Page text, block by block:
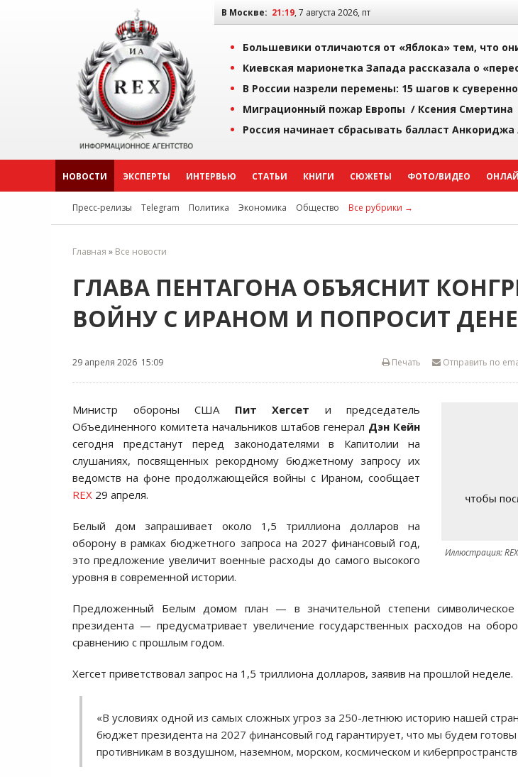
В Москве: 21:19, 7 августа 2026, пт
Большевики отличаются от «Яблока» тем, что
Киевская марионетка Запада рассказала о
В России назрели перемены: 15 шагов к
Миграционный пожар Европы / Ксения Смертина
Россия начинает сбрасывать балласт Анкориджа
НОВОСТИ ЭКСПЕРТЫ ИНТЕРВЬЮ СТАТЬИ КНИГИ СЮЖЕТЫ ФОТО/ВИДЕО
Пресс-релизы Telegram Политика Экономика Общество Все рубрики →
Главная » Все новости
ГЛАВА ПЕНТАГОНА ОБЪЯСНИТ
ВОЙНУ С ИРАНОМ И ПОПРОСИТ
29 апреля 2026 15:09 Отправить по
Печать
Иллюстрация: REX
Министр обороны США Пит Хегсет и председатель
Объединенного комитета начальников штабов генерал Дэн Кейн
сегодня предстанут перед законодателями в Капитолии на
слушаниях, посвященных рекордному бюджетному запросу их
ведомств на фоне продолжающейся войны с Ираном, сообщает
REX 29 апреля.
Белый дом запрашивает около 1,5 триллиона долларов на
оборону в рамках бюджетного запроса на 2027 финансовый год,
это предложение увеличит военные расходы до самого высокого
уровня в современной истории.
Предложенный Белым домом план — в значительной степени символическое
президента — предусматривает увеличение государственных расходов на
сравнению с прошлым годом.
Хегсет приветствовал запрос на 1,5 триллиона долларов, заявив на прошлой неделе.
«В условиях одной из самых сложных угроз за 250-летнюю историю нашей
бюджет президента на 2027 финансовый год гарантирует, что мы будем
противникам в воздушном, наземном, морском, космическом и